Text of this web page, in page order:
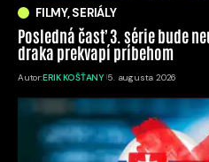
FILMY, SERIÁLY
Posledná časť 3. série bude
draka prekvapí príbehom
Autor:ERIK KOŠŤANY 5. augusta 2026